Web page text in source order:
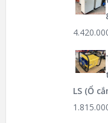
LS (Ổ